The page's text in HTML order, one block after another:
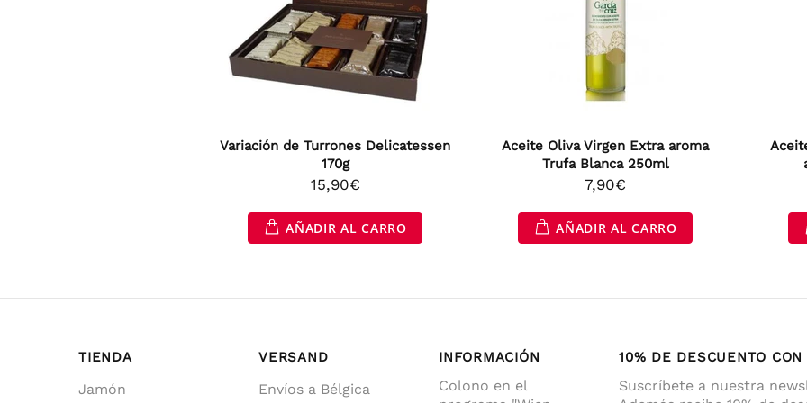
Variación de Turrones Delicatessen
170g
15,90€
AÑADIR AL CARRO
Aceite Oliva Virgen Extra aroma
Trufa Blanca 250ml
7,90€
AÑADIR AL CARRO
TIENDA
Jamón
VERSAND
Envíos a Bélgica
INFORMACIÓN
Colono en el
10% DE DESCUENTO
Suscríbete a nuestra